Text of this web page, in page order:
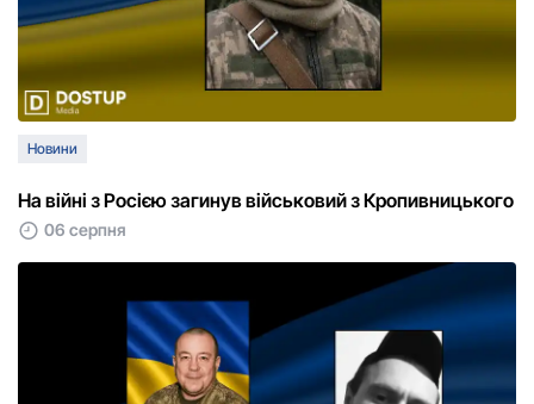
Новини
На війні з Росією загинув військовий з Кропивницького
06 серпня